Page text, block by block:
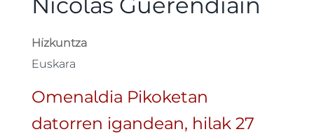
Nicolás Guerendiain
Hizkuntza
Euskara
Omenaldia Pikoketan
datorren igandean, hilak 27